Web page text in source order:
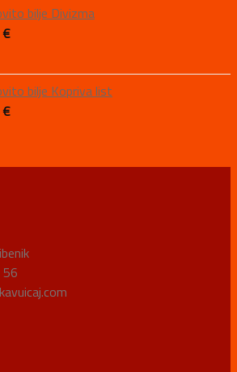
bilje Divizma
€
bilje Kopriva list
€